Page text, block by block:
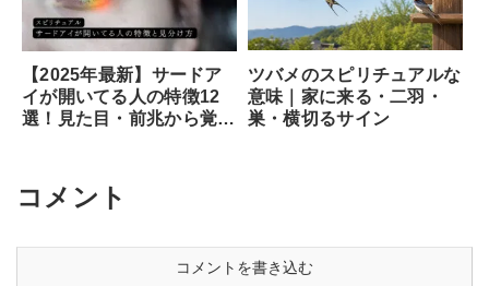
【2025年最新】サードア
イが開いてる人の特徴12
選！見た目・前兆から覚醒
ツバメのスピリチュアルな
意味｜家に来る・二羽・
巣・横切るサイン
コメント
コメントを書き込む